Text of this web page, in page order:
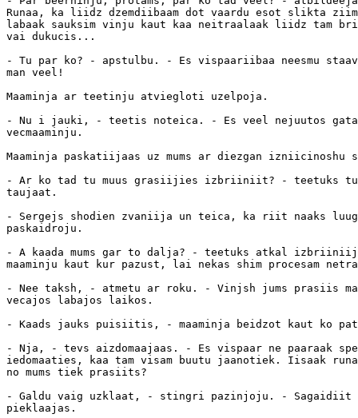
Runaa, ka liidz dzemdiibaam dot vaardu esot slikta
labaak sauksim vinju kaut kaa neitraalaak liidz tam
vai dukucis...
- Tu par ko? - apstulbu. - Es vispaariibaa neesmu
man veel!
Maaminja ar teetinju atviegloti uzelpoja.
- Nu i jauki, - teetis noteica. - Es veel nejuutos
vecmaaminju.
Maaminja paskatiijaas uz mums ar diezgan izniicinoshu
- Ar ko tad tu muus grasiijies izbriiniit? - teetuks
taujaat.
- Sergejs shodien zvaniija un teica, ka riit naaks
paskaidroju.
- A kaada mums gar to dalja? - teetuks atkal
maaminju kaut kur pazust, lai nekas shim procesam
- Nee taksh, - atmetu ar roku. - Vinjsh jums prasiis
vecajos labajos laikos.
- Kaads jauks puisiitis, - maaminja beidzot kaut ko
- Nja, - tevs aizdomaajaas. - Es vispaar ne paaraak
iedomaaties, kaa tam visam buutu jaanotiek. Iisaak
no mums tiek prasiits?
- Galdu vaig uzklaat, - stingri pazinjoju. - Sagaidiit
pieklaajas.